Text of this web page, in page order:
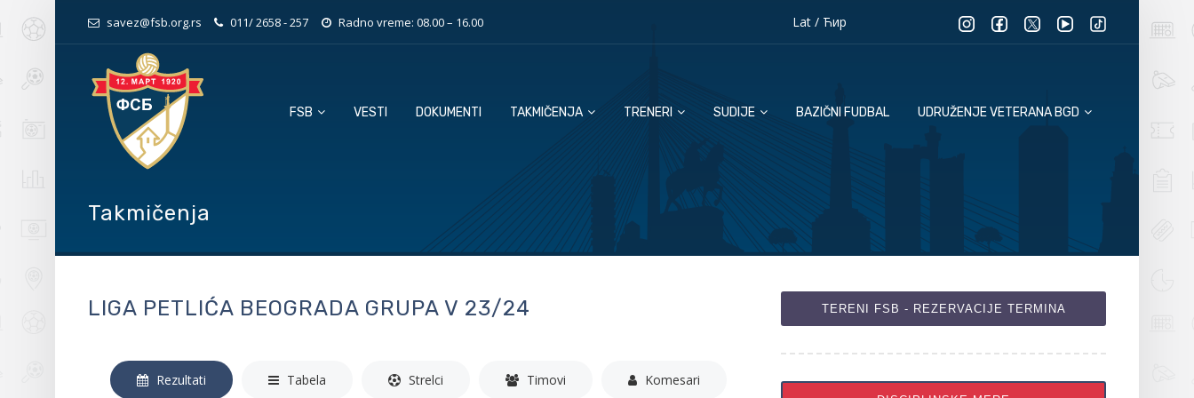
savez@fsb.org.rs 011/ 2658 - 257 Radno vreme: 08.00 – 16.00 Lat/ Ћир
FSB VESTI DOKUMENTI TAKMIČENJA TRENERI SUDIJE BAZIČNI FUDBAL UDRUŽENJE VETERANA BGD
Takmičenja
LIGA PETLIĆA BEOGRADA GRUPA V 23/24
Rezultati Tabela Strelci Timovi Komesari
TERENI FSB - REZERVACIJE TERMINA